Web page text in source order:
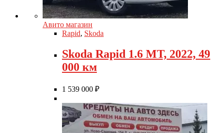
Авито магазин
Rapid, Skoda
Skoda Rapid 1.6 MT, 2022, 49
000 км
1 539 000 ₽